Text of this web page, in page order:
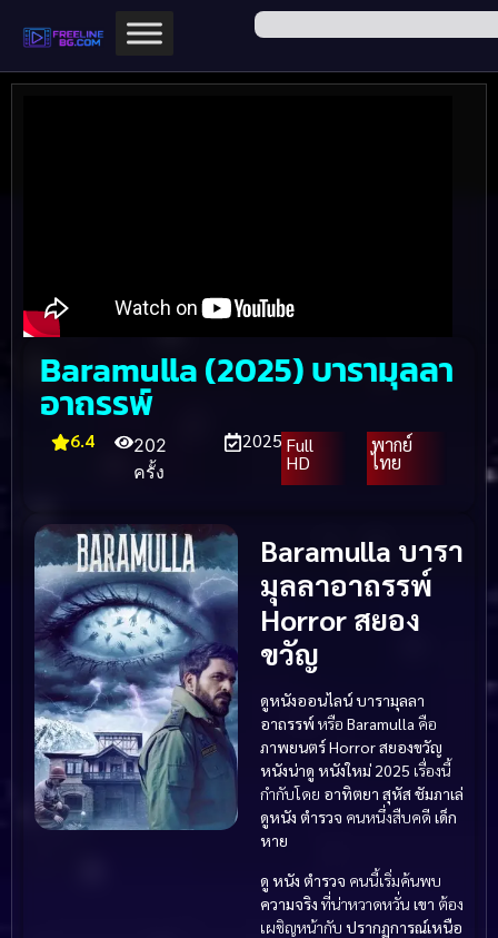
Baramulla (2025) บารามุลลา
อาถรรพ์
6.4
202
ครั้ง
2025 Full
HD
พากย์
ไทย
Baramulla บารา
มุลลาอาถรรพ์
Horror สยอง
ขวัญ
ดูหนังออนไลน์ บารามุลลา
อาถรรพ์หรือ Baramulla คือ
ภาพยนตร์Horror สยองขวัญ
หนังน่าดู หนังใหม่ 2025 เรื่องนี้
กำกับโดย อาทิตยา สุหัส ชัมภาเล่
ดูหนัง ตำรวจ คนหนึ่งสืบคดี เด็ก
หาย
ดู หนัง ตำรวจ คนนี้เริ่มค้นพบ
ความจริง ที่น่าหวาดหวั่น เขา ต้อง
เผชิญหน้ากับ ปรากฏการณ์เหนือ